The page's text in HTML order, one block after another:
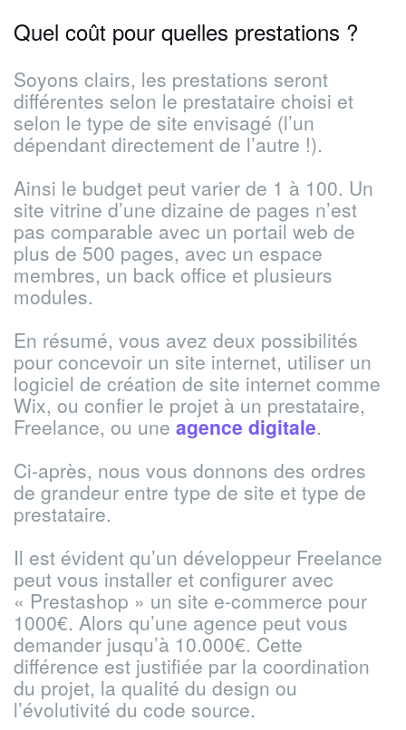
Quel coût pour quelles prestations ?
Soyons clairs, les prestations seront
différentes selon le prestataire choisi et
selon le type de site envisagé (l’un
dépendant directement de l’autre !).
Ainsi le budget peut varier de 1 à 100. Un
site vitrine d’une dizaine de pages n’est
pas comparable avec un portail web de
plus de 500 pages, avec un espace
membres, un back office et plusieurs
modules.
En résumé, vous avez deux possibilités
pour concevoir un site internet, utiliser un
logiciel de création de site internet comme
Wix, ou confier le projet à un prestataire,
Freelance, ou une agence digitale.
Ci-après, nous vous donnons des ordres
de grandeur entre type de site et type de
prestataire.
Il est évident qu’un développeur Freelance
peut vous installer et configurer avec
« Prestashop » un site e-commerce pour
1000€. Alors qu’une agence peut vous
demander jusqu’à 10.000€. Cette
différence est justifiée par la coordination
du projet, la qualité du design ou
l’évolutivité du code source.